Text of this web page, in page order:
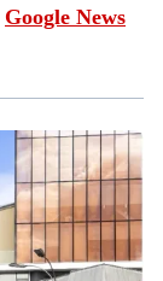
Google News